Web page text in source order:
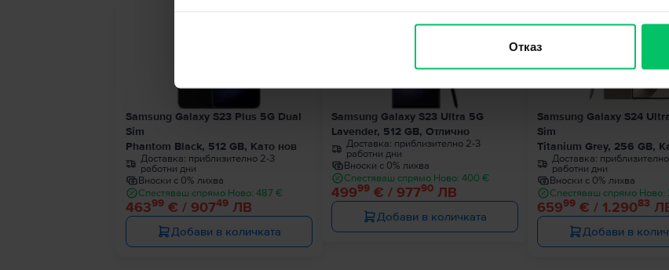
Отказ
Samsung Galaxy S23 Plus 5G Dual
Sim
Phantom Black, 512 GB, Като нов
Доставка: приблизително 2-3
работни дни
Вноски с 0% лихва
Спестяваш спрямо Ново: 487 €
46399€ / 90749ЛВ
Добави в количката
Samsung Galaxy S23 Ultra 5G
Lavender, 512 GB, Отлично
Доставка: приблизително 2-3
работни дни
Вноски с 0% лихва
Спестяваш спрямо Ново: 400 €
49999€ / 97790ЛВ
Добави в количката
Samsung Galaxy S24
Sim
Titanium Grey, 256 GB,
Доставка:
работни дни
Вноски с 0% лихва
Спестяваш спрямо
65999 € / 1.29083
Добави в